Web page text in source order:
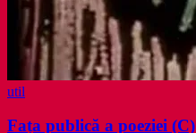
util
Fața publică a poeziei (C)